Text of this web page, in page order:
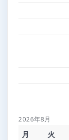
2026年8月
月 火